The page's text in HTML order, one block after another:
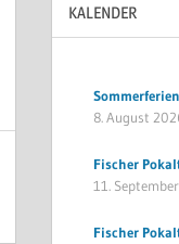
KALENDER
8. August
Fischer
11.
Fischer